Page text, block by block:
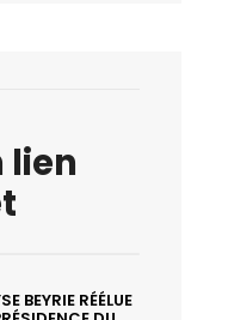
lien
BEYRIE RÉÉLUE